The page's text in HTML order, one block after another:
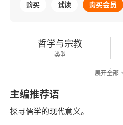
购买 试读 购买会员
哲学与宗教
类型
展开全部
主编推荐语
探寻儒学的现代意义。